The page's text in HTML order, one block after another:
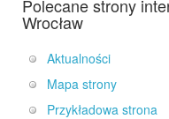
Polecane strony
Wrocław
Aktualności
Mapa strony
Przykładowa strona